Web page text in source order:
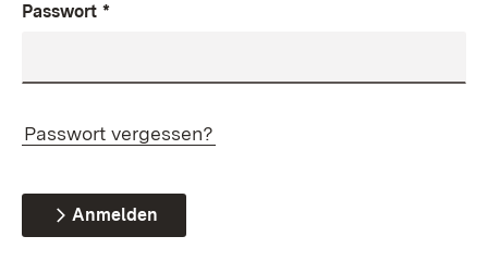
Passwort *
Passwort vergessen?
Anmelden